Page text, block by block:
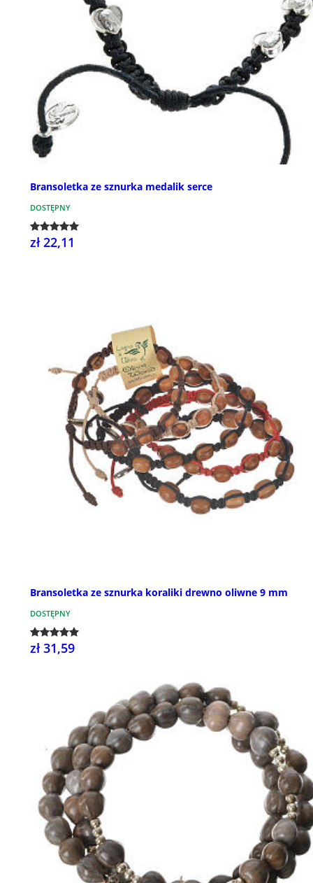
Bransoletka ze sznurka medalik serce
DOSTĘPNY
zł 22,11
Bransoletka ze sznurka koraliki drewno oliwne 9 mm
DOSTĘPNY
zł 31,59